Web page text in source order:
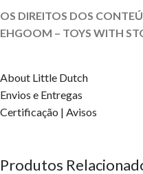
OS DIREITOS DOS
EHGOOM – TOYS WITH
About Little Dutch
Envios e Entregas
Certificação | Avisos
Produtos